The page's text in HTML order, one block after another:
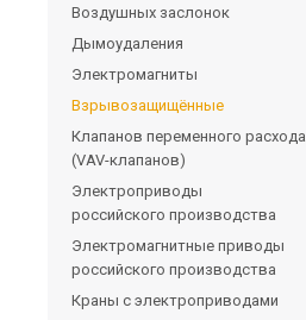
Воздушных заслонок
Дымоудаления
Электромагниты
Взрывозащищённые
Клапанов переменного расхода
(VAV-клапанов)
Электроприводы
российского производства
Электромагнитные приводы
российского производства
Краны с электроприводами